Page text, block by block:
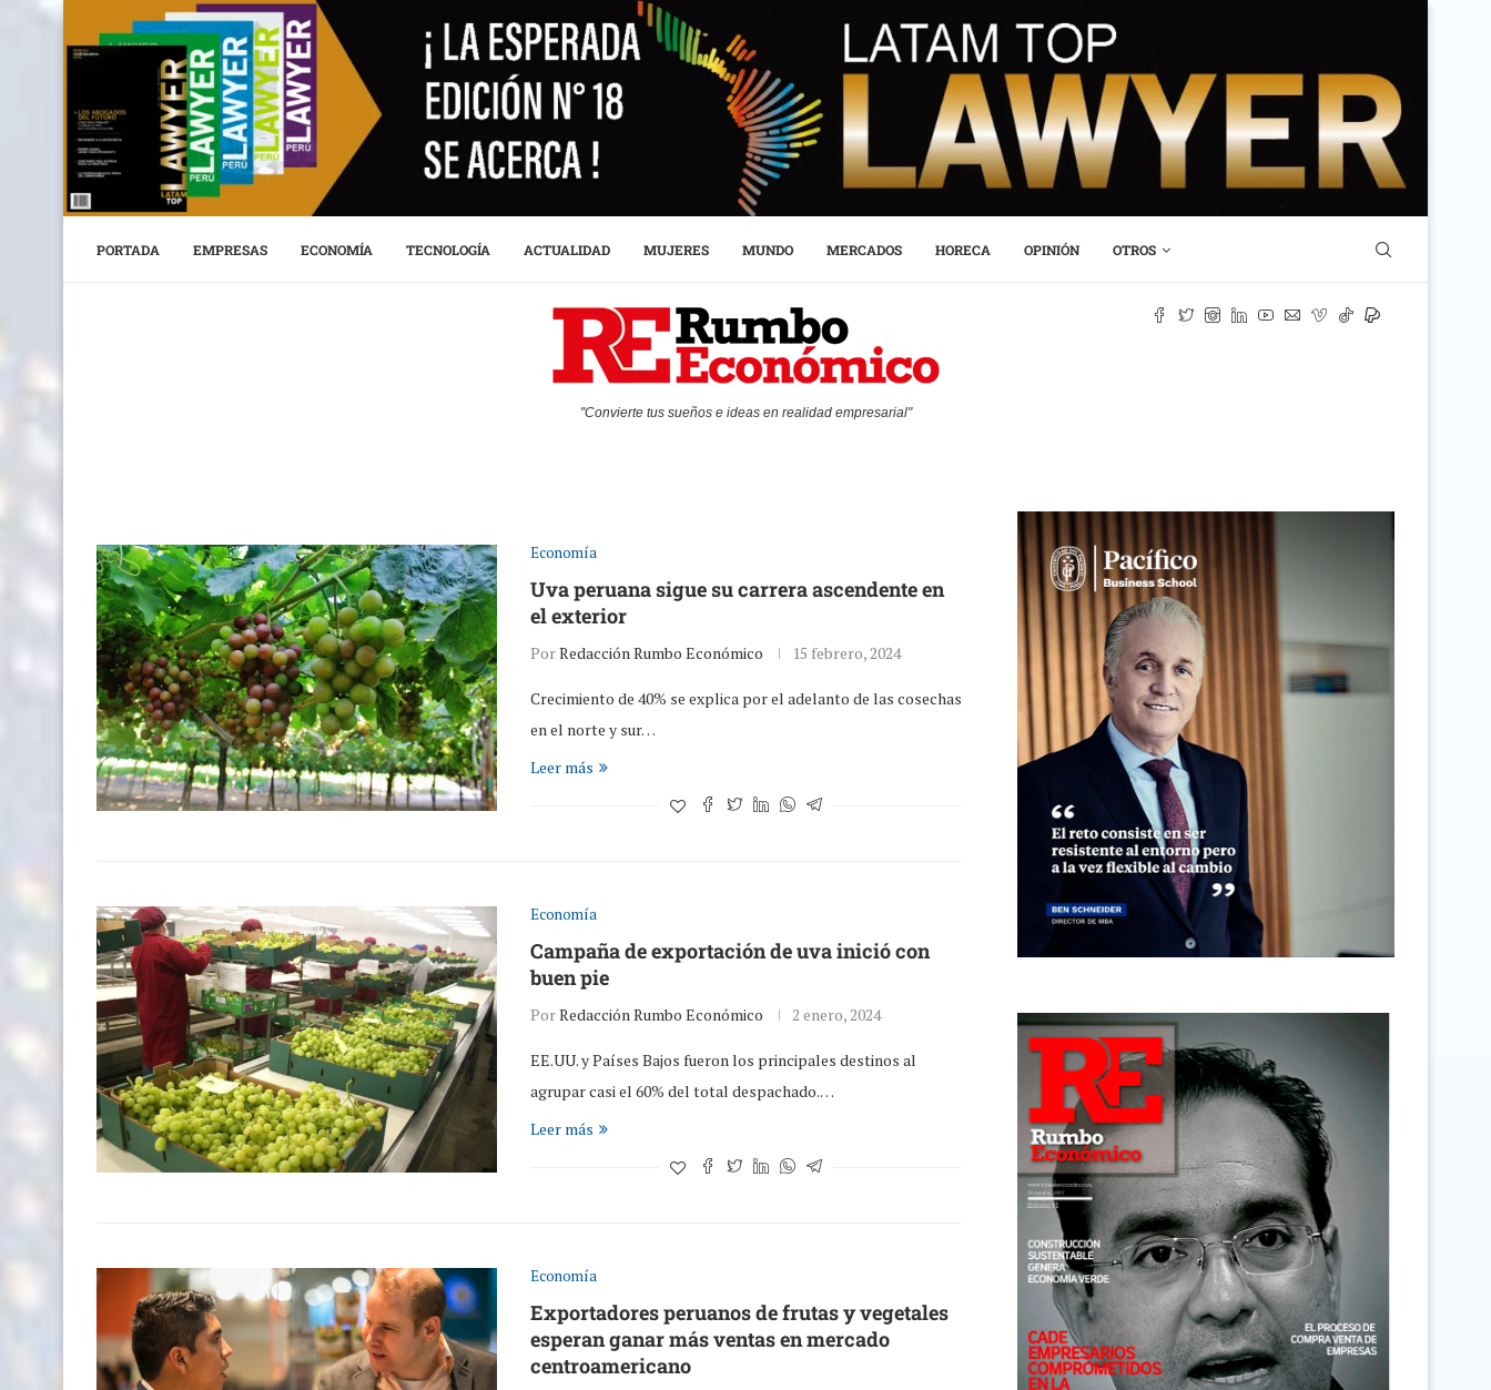
PORTADA EMPRESAS ECONOMÍA TECNOLOGÍA ACTUALIDAD MUJERES MUNDO MERCADOS HORECA OPINIÓN OTROS
"Convierte tus sueños e ideas en realidad empresarial"
Economía
Uva peruana sigue su carrera ascendente en
el exterior
PorRedacción Rumbo Económico 15 febrero, 2024
Crecimiento de 40% se explica por el adelanto de las cosechas
en el norte y sur…
Leer más
Economía
Campaña de exportación de uva inició con
buen pie
PorRedacción Rumbo Económico 2 enero, 2024
EE.UU. y Países Bajos fueron los principales destinos al
agrupar casi el 60% del total despachado.…
Leer más
Economía
Exportadores peruanos de frutas y vegetales
esperan ganar más ventas en mercado
centroamericano